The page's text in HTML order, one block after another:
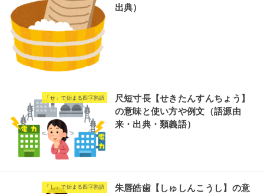
出典）
「せ」で始まる四字熟語
尺短寸長【せきたんすんちょう】
の意味と使い方や例文（語源由
来・出典・類義語）
「し」で始まる四字熟語
朱唇皓歯【しゅしんこうし】の意